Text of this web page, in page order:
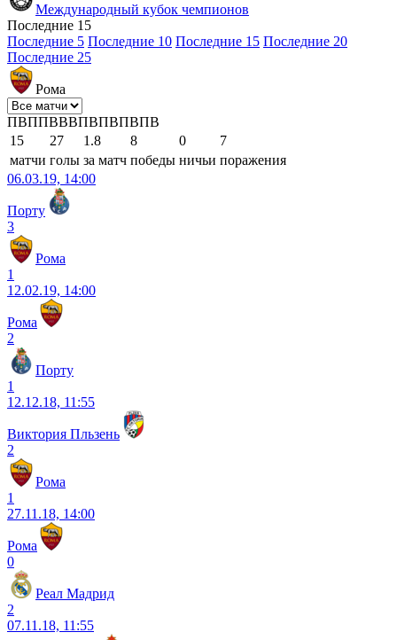
Международный кубок чемпионов
Последние 15
Последние 5 Последние 10 Последние 15 Последние 20
Последние 25
Рома
ПВППВВВПВПВПВПВ
15
27 1.8 8 0
7
матчи голы за матч победы ничьи поражения
06.03.19, 14:00
Порту
3
Рома
1
12.02.19, 14:00
Рома
2
Порту
1
12.12.18, 11:55
Виктория Пльзень
2
Рома
1
27.11.18, 14:00
Рома
0
Реал Мадрид
2
07.11.18, 11:55